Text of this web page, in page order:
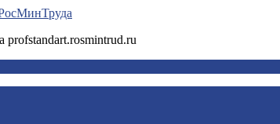
profstandart.rosmintrud.ru